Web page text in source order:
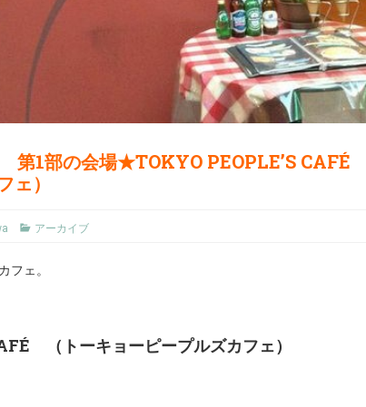
第1部の会場★TOKYO PEOPLE’S CAFÉ
ェ）
アーカイブ
フェ。
（トーキョーピープルズカフェ）